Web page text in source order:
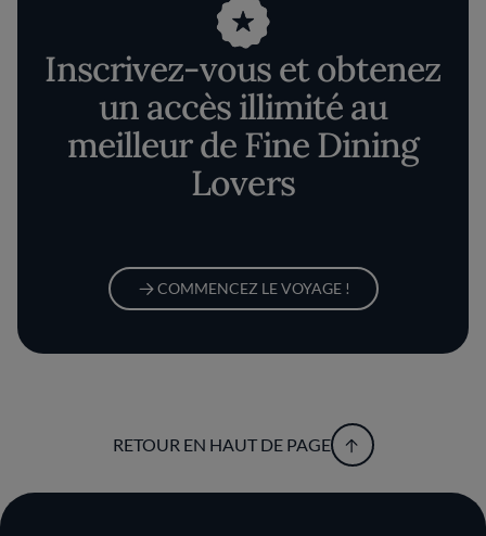
Inscrivez-vous et obtenez
un accès illimité au
meilleur de Fine Dining
Lovers
COMMENCEZ LE VOYAGE !
RETOUR EN HAUT DE PAGE